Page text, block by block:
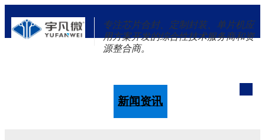
专注芯片合封、定制封装、单片机应
用方案开发的综合性技术服务商和资
源整合商。
新闻资讯